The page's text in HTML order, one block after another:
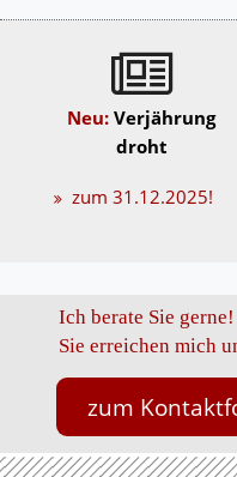
Neu:Verjährung
droht
zum 31.12.2025!
Ich berate Sie gerne!
Sie erreichen mich
zum